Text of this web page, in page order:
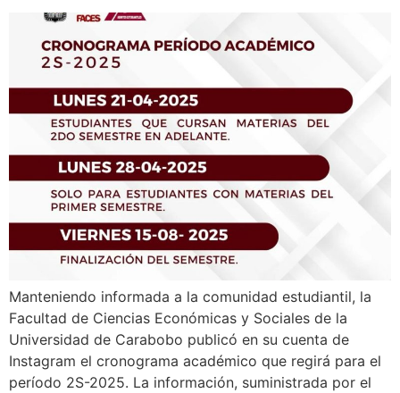
Manteniendo informada a la comunidad estudiantil, la
Facultad de Ciencias Económicas y Sociales de la
Universidad de Carabobo publicó en su cuenta de
Instagram el cronograma académico que regirá para el
período 2S-2025. La información, suministrada por el